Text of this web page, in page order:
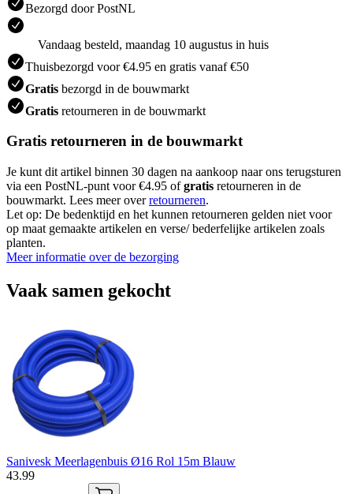
Bezorgd door PostNL
Vandaag besteld, maandag 10 augustus in huis
Thuisbezorgd voor €4.95 en gratis vanaf €50
Gratis bezorgd in de bouwmarkt
Gratis retourneren in de bouwmarkt
Gratis retourneren in de bouwmarkt
Je kunt dit artikel binnen 30 dagen na aankoop naar ons terugsturen
via een PostNL-punt voor €4.95 ofgratis retourneren in de
bouwmarkt. Lees meer overretourneren.
Let op: De bedenktijd en het kunnen retourneren gelden niet voor
op maat gemaakte artikelen en verse/ bederfelijke artikelen zoals
planten.
Meer informatie over de bezorging
Vaak samen gekocht
Sanivesk Meerlagenbuis Ø16 Rol 15m Blauw
43.99